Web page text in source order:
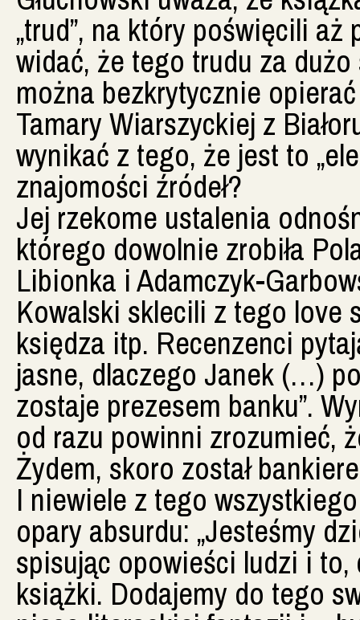
„trud”, na który poświęcili aż
widać, że tego trudu za
można bezkrytycznie
Tamary Wiarszyckiej z
wynikać z tego, że jest to
znajomości źródeł?
Jej rzekome ustalenia
którego dowolnie zrobiła
Libionka i Adamczyk-
Kowalski sklecili z tego love
księdza itp. Recenzenci
jasne, dlaczego Janek (…)
zostaje prezesem banku”.
od razu powinni zrozumieć,
Żydem, skoro został
I niewiele z tego
opary absurdu: „Jesteśmy
spisując opowieści ludzi i
książki. Dodajemy do tego